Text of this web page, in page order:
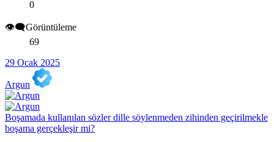
0
👁️‍🗨️Görüntüleme
69
29 Ocak 2025
Argun
Boşamada kullanılan sözler dille söylenmeden zihinden geçirilmekle
boşama gerçekleşir mi?